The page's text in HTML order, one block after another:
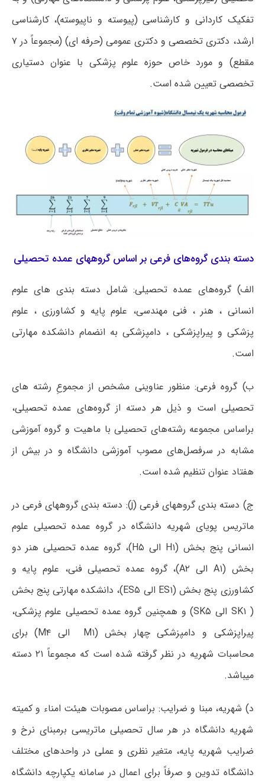
تفکیک کاردانی و کارشناسی (پیوسته و ناپیوسته)، کارشناسی
ارشد، دکتری تخصصی و دکتری عمومی (حرفه ای) (مجموعاً در ۷
مقطع) و مورد خاص حوزه علوم پزشکی با عنوان دستیاری
تخصصی تعیین شده است.
دسته بندی گروه‌های فرعی بر اساس گروههای عمده تحصیلی
الف) گروه‌های عمده تحصیلی: شامل دسته بندی های علوم
انسانی ، هنر ، فنی مهندسی، علوم پایه و کشاورزی ، علوم
پزشکی و پیراپزشکی ، دامپزشکی به انضمام دانشکده مهارتی
است.
ب) گروه فرعی: منظور عناوینی مشخص از مجموعِ رشته های
تحصیلی است و ذیل هر دسته از گروه‌های عمده تحصیلی،
براساس مجموعه رشته‌های تحصیلی با ماهیت و گروه آموزشی
مشابه در سرفصل‌های مصوب آموزشی دانشگاه و در بیش از
هفتاد عنوان تنظیم شده است.
ج) دسته بندی گروههای فرعی (j): دسته بندی گروههای فرعی در
ماتریس پویای شهریه دانشگاه در گروه عمده تحصیلی علوم
انسانی پنج بخش (H۱ الی H۵)، گروه عمده تحصیلی هنر دو
بخش (A۱ الی A۲)، گروه عمده تحصیلی فنی، علوم پایه و
کشاورزی پنج بخش (ES۱ الی ES۵)، دانشکده مهارتی پنج بخش
( SK۱ الی SK۵) و همچنین گروه عمده تحصیلی علوم پزشکی،
پیراپزشکی و دامپزشکی چهار بخش (M۱ الی M۴) برای
محاسبات شهریه در نظر گرفته شده است که مجموعاً ۲۱ دسته
میباشد.
د) شهریه، مبنا و ضرایب: براساس مصوبات هیئت امناء و کمیته
شهریه دانشگاه در هر سال تحصیلی ماتریسی برمبنای نرخ و
ضرایب شهریه پایه، متغیر نظری و عملی در واحدهای مختلف
دانشگاه تدوین و صرفاً برای اعمال در سامانه‌ یکپارچه دانشگاه